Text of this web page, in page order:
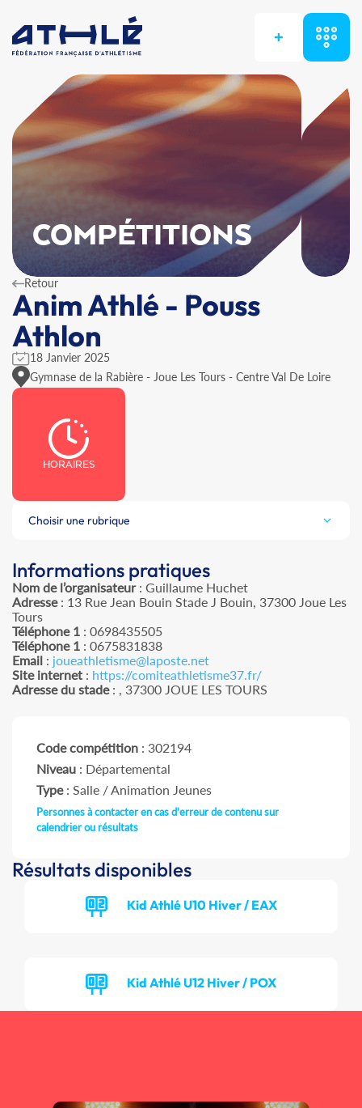
+
COMPÉTITIONS
Retour
Anim Athlé - Pouss
Athlon
18 Janvier 2025
Gymnase de la Rabière - Joue Les Tours - Centre Val De Loire
HORAIRES
Choisir une rubrique
Informations pratiques
Nom de l’organisateur: Guillaume Huchet
Adresse: 13 Rue Jean Bouin Stade J Bouin, 37300 Joue Les
Tours
Téléphone 1 : 0698435505
Téléphone 1 : 0675831838
Email : joueathletisme@laposte.net
Site internet : https://comiteathletisme37.fr/
Adresse du stade: , 37300 JOUE LES TOURS
Code compétition : 302194
Niveau : Départemental
Type: Salle / Animation Jeunes
Personnes à contacter en cas d'erreur de contenu sur
calendrier ou résultats
Résultats disponibles
Kid Athlé U10 Hiver / EAX
Kid Athlé U12 Hiver / POX